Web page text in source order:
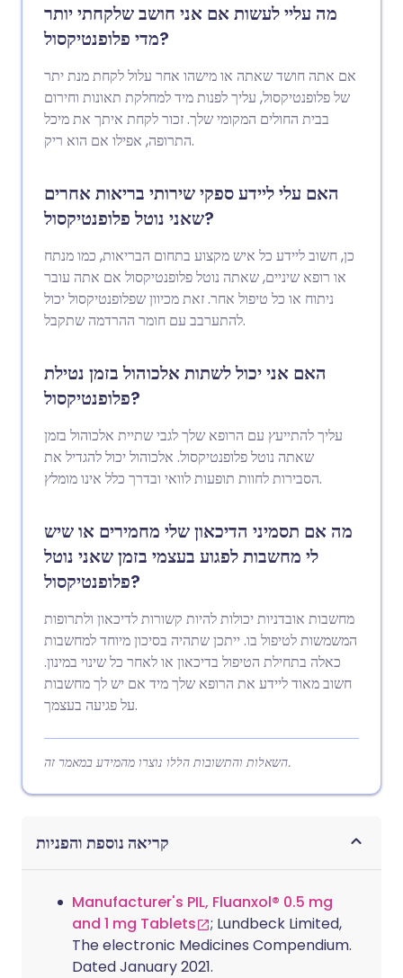
מה עליי לעשות אם אני חושב שלקחתי יותר
מדי פלופנטיקסול?
אם אתה חושד שאתה או מישהו אחר עלול לקחת מנת יתר
של פלופנטיקסול, עליך לפנות מיד למחלקת תאונות וחירום
בבית החולים המקומי שלך. זכור לקחת איתך את מיכל
התרופה, אפילו אם הוא ריק.
האם עלי ליידע ספקי שירותי בריאות אחרים
שאני נוטל פלופנטיקסול?
כן, חשוב ליידע כל איש מקצוע בתחום הבריאות, כמו מנתח
או רופא שיניים, שאתה נוטל פלופנטיקסול אם אתה עובר
ניתוח או כל טיפול אחר. זאת מכיוון שפלופנטיקסול יכול
להתערבב עם חומר ההרדמה שתקבל.
האם אני יכול לשתות אלכוהול בזמן נטילת
פלופנטיקסול?
עליך להתייעץ עם הרופא שלך לגבי שתיית אלכוהול בזמן
שאתה נוטל פלופנטיקסול. אלכוהול יכול להגדיל את
הסבירות לחוות תופעות לוואי ובדרך כלל אינו מומלץ.
מה אם תסמיני הדיכאון שלי מחמירים או שיש
לי מחשבות לפגוע בעצמי בזמן שאני נוטל
פלופנטיקסול?
מחשבות אובדניות יכולות להיות קשורות לדיכאון ולתרופות
המשמשות לטיפול בו. ייתכן שתהיה בסיכון מיוחד למחשבות
כאלה בתחילת הטיפול בדיכאון או לאחר כל שינוי במינון.
חשוב מאוד ליידע את הרופא שלך מיד אם יש לך מחשבות
על פגיעה בעצמך.
השאלות והתשובות הללו נוצרו מהמידע במאמר זה.
קריאה נוספת והפניות
Manufacturer's PIL, Fluanxol® 0.5 mg
and 1 mg Tablets
; Lundbeck Limited,
The electronic Medicines Compendium.
Dated January 2021.